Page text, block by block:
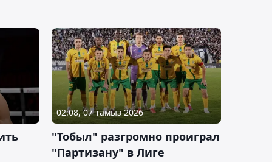
02:08, 07 тамыз 2026
"Тобыл" разгромно проиграл
"Партизану" в Лиге